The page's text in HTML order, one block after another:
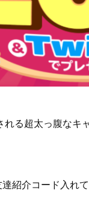
る超太っ腹なキ
紹介コード入れて